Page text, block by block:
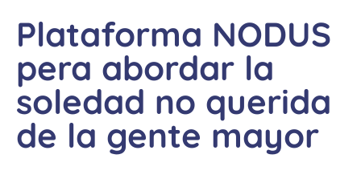
Plataforma NODUS
pera abordar la
soledad no querida
de la gente mayor